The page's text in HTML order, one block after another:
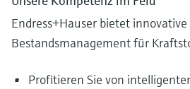
Endress+Hauser bietet
Bestandsmanagement für
Profitieren Sie von